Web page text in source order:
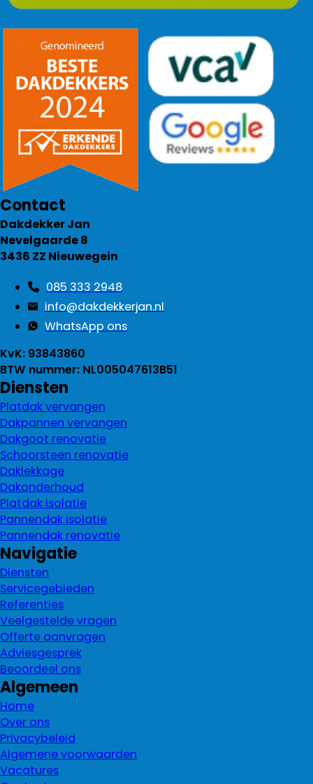
Contact
Dakdekker Jan
Nevelgaarde 8
3436 ZZ Nieuwegein
085 333 2948
info@dakdekkerjan.nl
WhatsApp ons
KvK: 93843860
BTW nummer: NL005047613B51
Diensten
Platdak vervangen
Dakpannen vervangen
Dakgoot renovatie
Schoorsteen renovatie
Daklekkage
Dakonderhoud
Platdak isolatie
Pannendak isolatie
Pannendak renovatie
Navigatie
Diensten
Servicegebieden
Referenties
Veelgestelde vragen
Offerte aanvragen
Adviesgesprek
Beoordeel ons
Algemeen
Home
Over ons
Privacybeleid
Algemene voorwaarden
Vacatures